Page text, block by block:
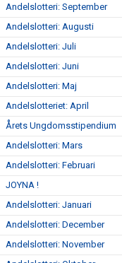
Andelslotteri: September
Andelslotteri: Augusti
Andelslotteri: Juli
Andelslotteri: Juni
Andelslotteri: Maj
Andelslotteriet: April
Årets Ungdomsstipendium
Andelslotteri: Mars
Andelslotteri: Februari
JOYNA !
Andelslotteri: Januari
Andelslotteri: December
Andelslotteri: November